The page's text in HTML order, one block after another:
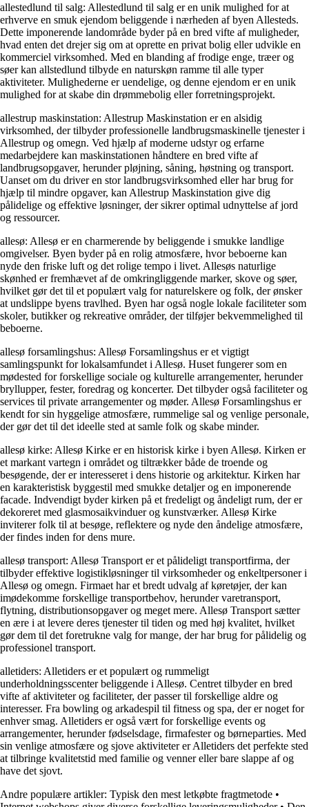
allestedlund til salg: Allestedlund til salg er en unik mulighed for at
erhverve en smuk ejendom beliggende i nærheden af byen Allesteds.
Dette imponerende landområde byder på en bred vifte af muligheder,
hvad enten det drejer sig om at oprette en privat bolig eller udvikle en
kommerciel virksomhed. Med en blanding af frodige enge, træer og
søer kan allstedlund tilbyde en naturskøn ramme til alle typer
aktiviteter. Mulighederne er uendelige, og denne ejendom er en unik
mulighed for at skabe din drømmebolig eller forretningsprojekt.
allestrup maskinstation: Allestrup Maskinstation er en alsidig
virksomhed, der tilbyder professionelle landbrugsmaskinelle tjenester i
Allestrup og omegn. Ved hjælp af moderne udstyr og erfarne
medarbejdere kan maskinstationen håndtere en bred vifte af
landbrugsopgaver, herunder pløjning, såning, høstning og transport.
Uanset om du driver en stor landbrugsvirksomhed eller har brug for
hjælp til mindre opgaver, kan Allestrup Maskinstation give dig
pålidelige og effektive løsninger, der sikrer optimal udnyttelse af jord
og ressourcer.
allesø: Allesø er en charmerende by beliggende i smukke landlige
omgivelser. Byen byder på en rolig atmosfære, hvor beboerne kan
nyde den friske luft og det rolige tempo i livet. Allesøs naturlige
skønhed er fremhævet af de omkringliggende marker, skove og søer,
hvilket gør det til et populært valg for naturelskere og folk, der ønsker
at undslippe byens travlhed. Byen har også nogle lokale faciliteter som
skoler, butikker og rekreative områder, der tilføjer bekvemmelighed til
beboerne.
allesø forsamlingshus: Allesø Forsamlingshus er et vigtigt
samlingspunkt for lokalsamfundet i Allesø. Huset fungerer som en
mødested for forskellige sociale og kulturelle arrangementer, herunder
bryllupper, fester, foredrag og koncerter. Det tilbyder også faciliteter og
services til private arrangementer og møder. Allesø Forsamlingshus er
kendt for sin hyggelige atmosfære, rummelige sal og venlige personale,
der gør det til det ideelle sted at samle folk og skabe minder.
allesø kirke: Allesø Kirke er en historisk kirke i byen Allesø. Kirken er
et markant vartegn i området og tiltrækker både de troende og
besøgende, der er interesseret i dens historie og arkitektur. Kirken har
en karakteristisk byggestil med smukke detaljer og en imponerende
facade. Indvendigt byder kirken på et fredeligt og åndeligt rum, der er
dekoreret med glasmosaikvinduer og kunstværker. Allesø Kirke
inviterer folk til at besøge, reflektere og nyde den åndelige atmosfære,
der findes inden for dens mure.
allesø transport: Allesø Transport er et pålideligt transportfirma, der
tilbyder effektive logistikløsninger til virksomheder og enkeltpersoner i
Allesø og omegn. Firmaet har et bredt udvalg af køretøjer, der kan
imødekomme forskellige transportbehov, herunder varetransport,
flytning, distributionsopgaver og meget mere. Allesø Transport sætter
en ære i at levere deres tjenester til tiden og med høj kvalitet, hvilket
gør dem til det foretrukne valg for mange, der har brug for pålidelig og
professionel transport.
alletiders: Alletiders er et populært og rummeligt
underholdningsscenter beliggende i Allesø. Centret tilbyder en bred
vifte af aktiviteter og faciliteter, der passer til forskellige aldre og
interesser. Fra bowling og arkadespil til fitness og spa, der er noget for
enhver smag. Alletiders er også vært for forskellige events og
arrangementer, herunder fødselsdage, firmafester og børneparties. Med
sin venlige atmosfære og sjove aktiviteter er Alletiders det perfekte sted
at tilbringe kvalitetstid med familie og venner eller bare slappe af og
have det sjovt.
Andre populære artikler: Typisk den mest letkøbte fragtmetode •